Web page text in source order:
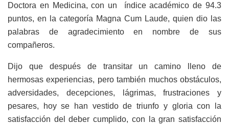
Doctora en Medicina, con un índice académico de 94.3
puntos, en la categoría Magna Cum Laude, quien dio las
palabras de agradecimiento en nombre de sus
compañeros.
Dijo que después de transitar un camino lleno de
hermosas experiencias, pero también muchos obstáculos,
adversidades, decepciones, lágrimas, frustraciones y
pesares, hoy se han vestido de triunfo y gloria con la
satisfacción del deber cumplido, con la gran satisfacción